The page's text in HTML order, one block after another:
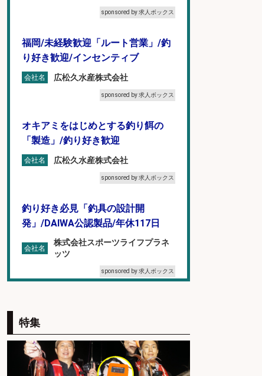
sponsored by 求人ボックス
福岡/未経験歓迎「ルート営業」/釣
り好き歓迎/インセンティブ
会社名 広松久水産株式会社
sponsored by 求人ボックス
オキアミをはじめとする釣り餌の
「製造」/釣り好き歓迎
会社名 広松久水産株式会社
sponsored by 求人ボックス
釣り好き必見「釣具の設計開
発」/DAIWA公認製品/年休117日
会社名
株式会社スポーツライフプラネ
ッツ
sponsored by 求人ボックス
業10時間/経験者歓迎
会社名 広松久水産株式会社
sponsored by 求人ボックス
特集